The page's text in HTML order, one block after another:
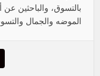
بالتسوق، والباحثين
الموضه والجمال